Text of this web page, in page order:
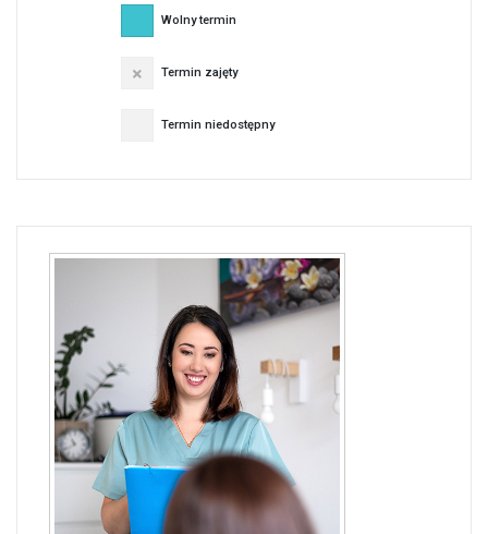
Wolny termin
Termin zajęty
Termin niedostępny